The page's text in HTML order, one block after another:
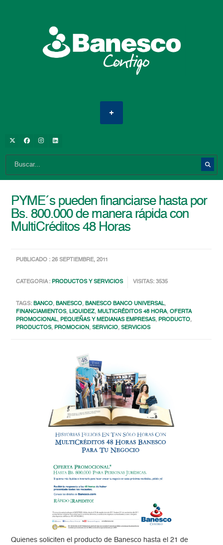
PYME´s pueden financiarse hasta por
Bs. 800.000 de manera rápida con
MultiCréditos 48 Horas
PUBLICADO : 26 SEPTIEMBRE, 2011
CATEGORIA : PRODUCTOS Y SERVICIOS VISITAS: 3535
TAGS:BANCO,BANESCO,BANESCO BANCO UNIVERSAL,
FINANCIAMIENTOS,LIQUIDEZ,MULTICRÉDITOS 48 HORA,OFERTA
PROMOCIONAL, PEQUEÑAS Y MEDIANAS EMPRESAS, PRODUCTO,
PRODUCTOS, PROMOCION,SERVICIO,SERVICIOS
Quienes soliciten el producto de Banesco hasta el 21 de